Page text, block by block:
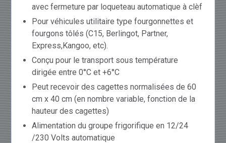
avec fermeture par loqueteau automatique à clèf
Pour véhicules utilitaire type fourgonnettes et
fourgons tôlés (C15, Berlingot, Partner,
Express,Kangoo, etc).
Conçu pour le transport sous température
dirigée entre 0°C et +6°C
Peut recevoir des cagettes normalisées de 60
cm x 40 cm (en nombre variable, fonction de la
hauteur des cagettes)
Alimentation du groupe frigorifique en 12/24
/230 Volts automatique